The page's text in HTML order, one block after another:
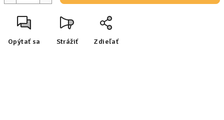
Opýtať sa Strážiť Zdieľať